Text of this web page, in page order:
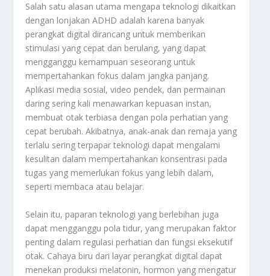
Salah satu alasan utama mengapa teknologi dikaitkan
dengan lonjakan ADHD adalah karena banyak
perangkat digital dirancang untuk memberikan
stimulasi yang cepat dan berulang, yang dapat
mengganggu kemampuan seseorang untuk
mempertahankan fokus dalam jangka panjang.
Aplikasi media sosial, video pendek, dan permainan
daring sering kali menawarkan kepuasan instan,
membuat otak terbiasa dengan pola perhatian yang
cepat berubah. Akibatnya, anak-anak dan remaja yang
terlalu sering terpapar teknologi dapat mengalami
kesulitan dalam mempertahankan konsentrasi pada
tugas yang memerlukan fokus yang lebih dalam,
seperti membaca atau belajar.
Selain itu, paparan teknologi yang berlebihan juga
dapat mengganggu pola tidur, yang merupakan faktor
penting dalam regulasi perhatian dan fungsi eksekutif
otak. Cahaya biru dari layar perangkat digital dapat
menekan produksi melatonin, hormon yang mengatur